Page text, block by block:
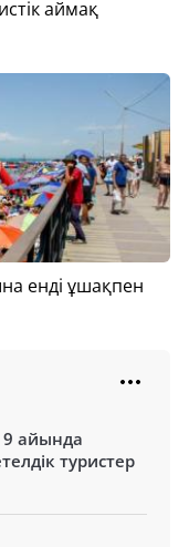
аймақ
енді ұшақпен
айында
туристер